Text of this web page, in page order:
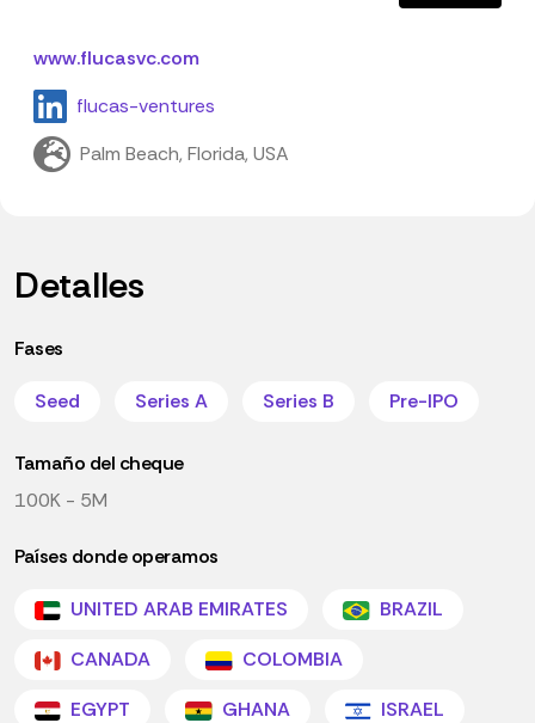
www.flucasvc.com
flucas-ventures
Palm Beach, Florida, USA
Detalles
Fases
Seed Series A Series B Pre-IPO
Tamaño del cheque
100K - 5M
Países donde operamos
UNITED ARAB EMIRATES
BRAZIL
CANADA
COLOMBIA
EGYPT
GHANA
ISRAEL